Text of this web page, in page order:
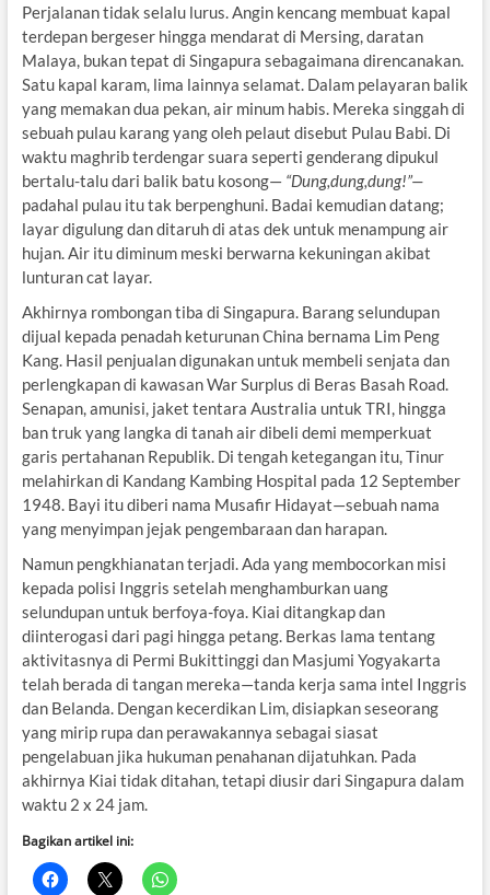
Perjalanan tidak selalu lurus. Angin kencang membuat kapal
terdepan bergeser hingga mendarat di Mersing, daratan
Malaya, bukan tepat di Singapura sebagaimana direncanakan.
Satu kapal karam, lima lainnya selamat. Dalam pelayaran balik
yang memakan dua pekan, air minum habis. Mereka singgah di
sebuah pulau karang yang oleh pelaut disebut Pulau Babi. Di
waktu maghrib terdengar suara seperti genderang dipukul
bertalu-talu dari balik batu kosong— “Dung,dung,dung!”—
padahal pulau itu tak berpenghuni. Badai kemudian datang;
layar digulung dan ditaruh di atas dek untuk menampung air
hujan. Air itu diminum meski berwarna kekuningan akibat
lunturan cat layar.
Akhirnya rombongan tiba di Singapura. Barang selundupan
dijual kepada penadah keturunan China bernama Lim Peng
Kang. Hasil penjualan digunakan untuk membeli senjata dan
perlengkapan di kawasan War Surplus di Beras Basah Road.
Senapan, amunisi, jaket tentara Australia untuk TRI, hingga
ban truk yang langka di tanah air dibeli demi memperkuat
garis pertahanan Republik. Di tengah ketegangan itu, Tinur
melahirkan di Kandang Kambing Hospital pada 12 September
1948. Bayi itu diberi nama Musafir Hidayat—sebuah nama
yang menyimpan jejak pengembaraan dan harapan.
Namun pengkhianatan terjadi. Ada yang membocorkan misi
kepada polisi Inggris setelah menghamburkan uang
selundupan untuk berfoya-foya. Kiai ditangkap dan
diinterogasi dari pagi hingga petang. Berkas lama tentang
aktivitasnya di Permi Bukittinggi dan Masjumi Yogyakarta
telah berada di tangan mereka—tanda kerja sama intel Inggris
dan Belanda. Dengan kecerdikan Lim, disiapkan seseorang
yang mirip rupa dan perawakannya sebagai siasat
pengelabuan jika hukuman penahanan dijatuhkan. Pada
akhirnya Kiai tidak ditahan, tetapi diusir dari Singapura dalam
waktu 2 x 24 jam.
Bagikan artikel ini: